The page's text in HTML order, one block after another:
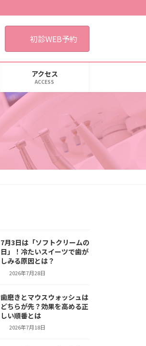
初診WEB予約
アクセス
ACCESS
7月3日は「ソフトクリームの
日」！冷たいスイーツで歯が
しみる原因とは？
2026年7月28日
歯磨きとマウスウォッシュは
どちらが先？効果を高める正
しい順番とは
2026年7月18日